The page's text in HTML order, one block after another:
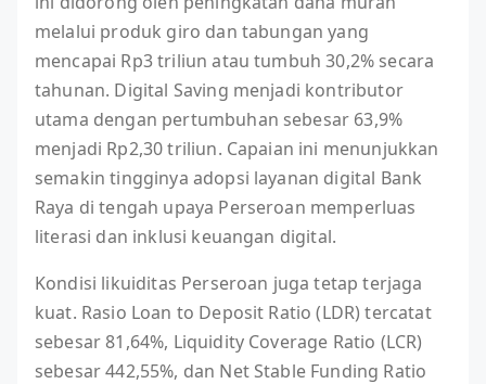
melalui produk giro dan tabungan yang
mencapai Rp3 triliun atau tumbuh 30,2% secara
tahunan. Digital Saving menjadi kontributor
utama dengan pertumbuhan sebesar 63,9%
menjadi Rp2,30 triliun. Capaian ini menunjukkan
semakin tingginya adopsi layanan digital Bank
Raya di tengah upaya Perseroan memperluas
literasi dan inklusi keuangan digital.
Kondisi likuiditas Perseroan juga tetap terjaga
kuat. Rasio Loan to Deposit Ratio (LDR) tercatat
sebesar 81,64%, Liquidity Coverage Ratio (LCR)
sebesar 442,55%, dan Net Stable Funding Ratio